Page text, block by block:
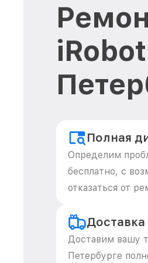
Полная
Определим
бесплатно, с
отказаться от
Доставка
Доставим вашу
Петербурге